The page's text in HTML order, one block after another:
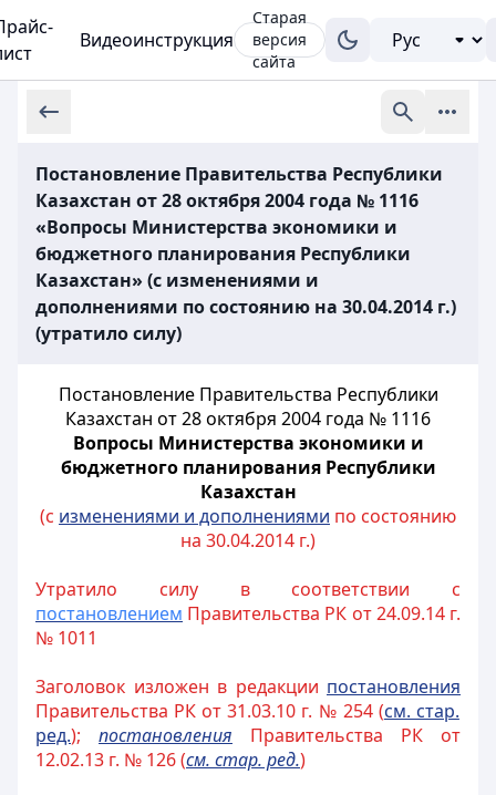
Видеоинструкция
Старая
версия
сайта
Постановление Правительства Республики
Казахстан от 28 октября 2004 года № 1116
«Вопросы Министерства экономики и
бюджетного планирования Республики
Казахстан» (с изменениями и
дополнениями по состоянию на 30.04.2014 г.)
(утратило силу)
Постановление Правительства Республики
Казахстан от 28 октября 2004 года № 1116
Вопросы Министерства экономики и
бюджетного планирования Республики
Казахстан
(с изменениями и дополнениями по состоянию
на 30.04.2014 г.)
Утратило силу в соответствии с
постановлением Правительства РК от 24.09.14 г.
№ 1011
Заголовок изложен в редакции постановления
Правительства РК от 31.03.10 г. № 254 (см. стар.
ред.); постановления Правительства РК от
12.02.13 г. № 126 (см. стар. ред.)